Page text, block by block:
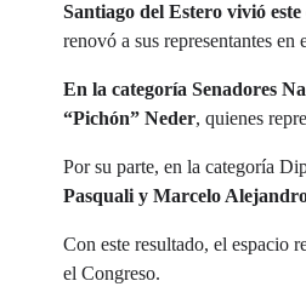
Santiago del Estero vivió
renovó a sus representantes
En la categoría Senadores
“Pichón” Neder, quienes
Por su parte, en la categoría
Pasquali y Marcelo
Con este resultado, el espacio
el Congreso.